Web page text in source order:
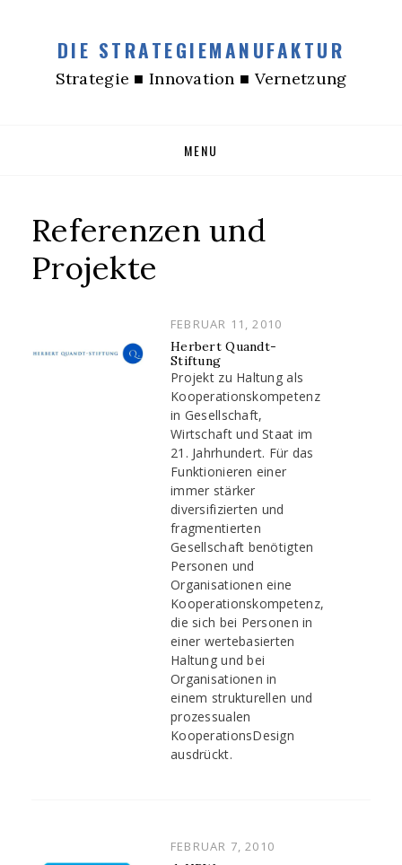
DIE STRATEGIEMANUFAKTUR
Strategie ■ Innovation ■ Vernetzung
MENU
Referenzen und
Projekte
POSTED
ON
FEBRUAR 11, 2010
Herbert Quandt-
Stiftung
Projekt zu Haltung als
Kooperationskompetenz
in Gesellschaft,
Wirtschaft und Staat im
21. Jahrhundert. Für das
Funktionieren einer
immer stärker
diversifizierten und
fragmentierten
Gesellschaft benötigten
Personen und
Organisationen eine
Kooperationskompetenz,
die sich bei Personen in
einer wertebasierten
Haltung und bei
Organisationen in
einem strukturellen und
prozessualen
KooperationsDesign
ausdrückt.
POSTED
FEBRUAR 7, 2010